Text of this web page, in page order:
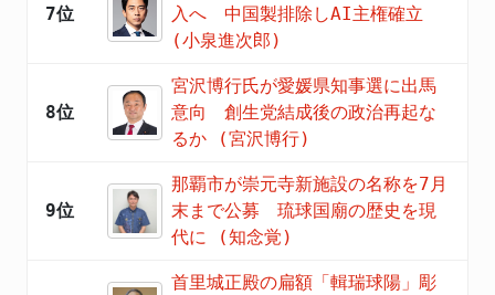
7位
入へ 中国製排除しAI主権確立
(小泉進次郎)
8位
宮沢博行氏が愛媛県知事選に出馬
意向 創生党結成後の政治再起な
るか (宮沢博行)
9位
那覇市が崇元寺新施設の名称を7月
末まで公募 琉球国廟の歴史を現
代に (知念覚)
首里城正殿の扁額「輯瑞球陽」彫